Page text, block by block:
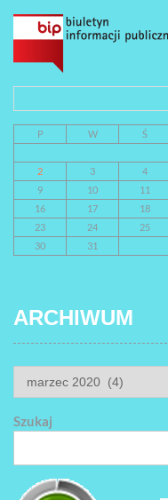
P W Ś
2
3 4
9
10 11
16
17 18
23
24 25
30
31
ARCHIWUM
ARCHIWUM
Szukaj